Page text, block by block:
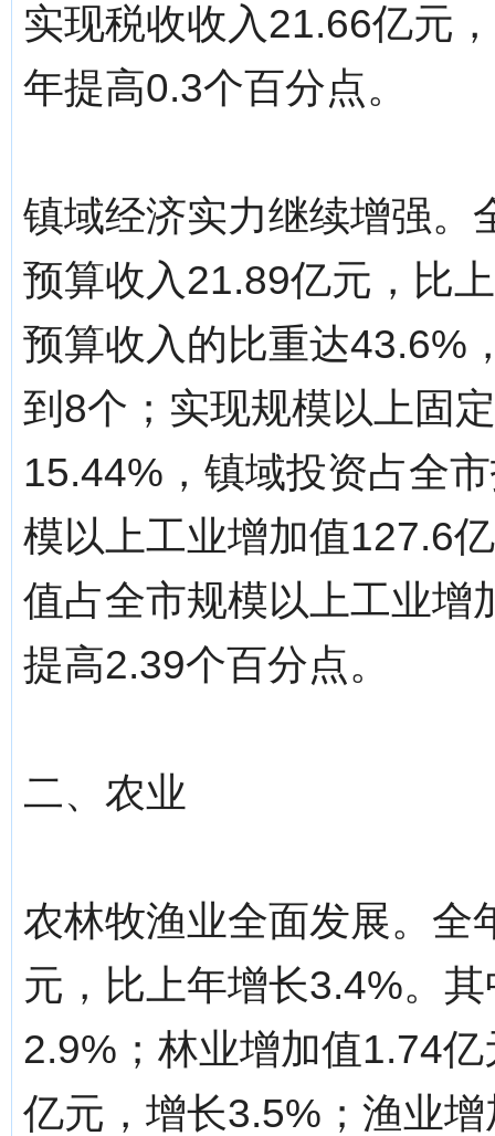
实现税收收入21.66亿元
年提高0.3个百分点。
镇域经济实力继续增强。
预算收入21.89亿元，比
预算收入的比重达43.6%
到8个；实现规模以上固
15.44%，镇域投资占全
模以上工业增加值127.6
值占全市规模以上工业增
提高2.39个百分点。
二、农业
农林牧渔业全面发展。全
元，比上年增长3.4%。
2.9%；林业增加值1.74
亿元，增长3.5%；渔业